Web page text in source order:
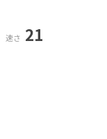
速さ 21